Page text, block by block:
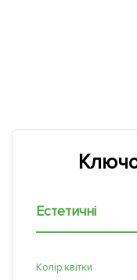
Естетичні
Колір квітки